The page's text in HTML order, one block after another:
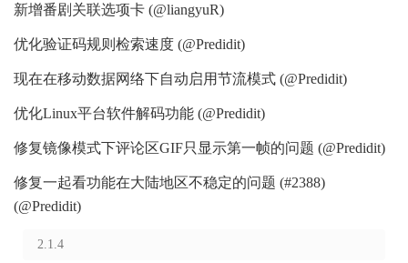
新增番剧关联选项卡 (@liangyuR)
优化验证码规则检索速度 (@Predidit)
现在在移动数据网络下自动启用节流模式 (@Predidit)
优化Linux平台软件解码功能 (@Predidit)
修复镜像模式下评论区GIF只显示第一帧的问题 (@Predidit)
修复一起看功能在大陆地区不稳定的问题 (#2388)
(@Predidit)
2.1.4